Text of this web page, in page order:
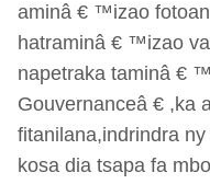
aminâ € ™izao
hatraminâ € ™izao
napetraka taminâ €
Gouvernanceâ €
fitanilana,indrindra
kosa dia tsapa fa